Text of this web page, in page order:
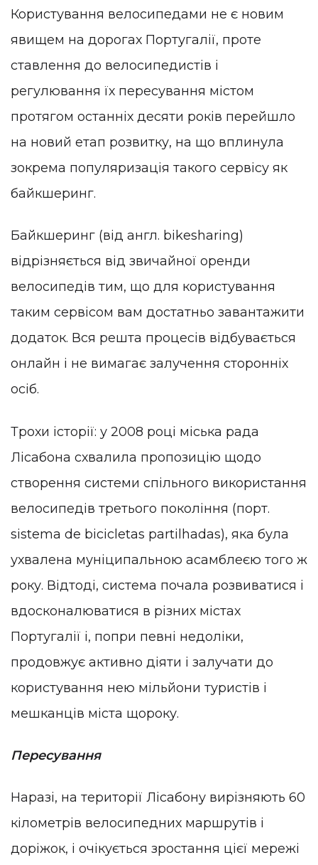
Користування велосипедами не є новим
явищем на дорогах Португалії, проте
ставлення до велосипедистів і
регулювання їх пересування містом
протягом останніх десяти років перейшло
на новий етап розвитку, на що вплинула
зокрема популяризація такого сервісу як
байкшеринг.
Байкшеринг (від англ. bikesharing)
відрізняється від звичайної оренди
велосипедів тим, що для користування
таким сервісом вам достатньо завантажити
додаток. Вся решта процесів відбувається
онлайн і не вимагає залучення сторонніх
осіб.
Трохи історії: у 2008 році міська рада
Лісабона схвалила пропозицію щодо
створення системи спільного використання
велосипедів третього покоління (порт.
sistema de bicicletas partilhadas), яка була
ухвалена муніципальною асамблеєю того ж
року. Відтоді, система почала розвиватися і
вдосконалюватися в різних містах
Португалії і, попри певні недоліки,
продовжує активно діяти і залучати до
користування нею мільйони туристів і
мешканців міста щороку.
Пересування
Наразі, на території Лісабону вирізняють 60
кілометрів велосипедних маршрутів і
доріжок, і очікується зростання цієї мережі